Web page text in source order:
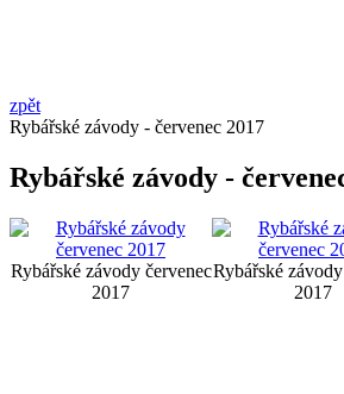
zpět
Rybářské závody - červenec 2017
Rybářské závody -
Rybářské závody červenec
2017
Rybářské
2017